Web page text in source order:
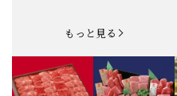
お知らせ 2025.11.3
お知らせ 2025.9.13
もっと見る